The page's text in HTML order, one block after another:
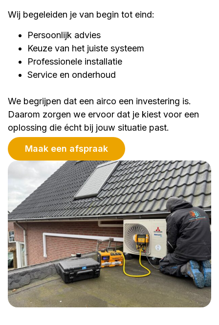
Wij begeleiden je van begin tot eind:
Persoonlijk advies
Keuze van het juiste systeem
Professionele installatie
Service en onderhoud
We begrijpen dat een airco een investering is.
Daarom zorgen we ervoor dat je kiest voor een
oplossing die écht bij jouw situatie past.
Maak een afspraak